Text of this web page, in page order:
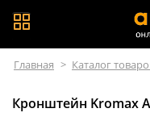
Главная > Каталог
Кронштейн Kromax